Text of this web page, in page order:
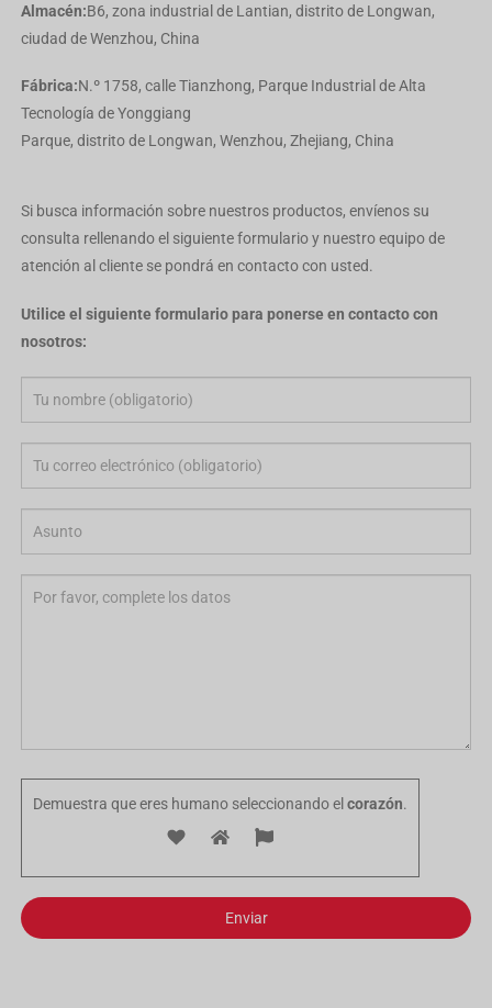
Portuguese
Spanish (Chile)
Spanish (Colombia)
Spanish (Argentina)
Albanian
Russian
Indonesian
Vietnamese
Georgian
Bhojpuri
Moroccan Arabic
Nepali
Polish
Almacén:B6, zona industrial de Lantian, distrito de Longwan,
ciudad de Wenzhou, China
Fábrica:N.º 1758, calle Tianzhong, Parque Industrial de Alta
Tecnología de Yonggiang
Parque, distrito de Longwan, Wenzhou, Zhejiang, China
Si busca información sobre nuestros productos, envíenos su
consulta rellenando el siguiente formulario y nuestro equipo de
atención al cliente se pondrá en contacto con usted.
Utilice el siguiente formulario para ponerse en contacto con
nosotros:
Demuestra que eres humano seleccionando el corazón.
Enviar